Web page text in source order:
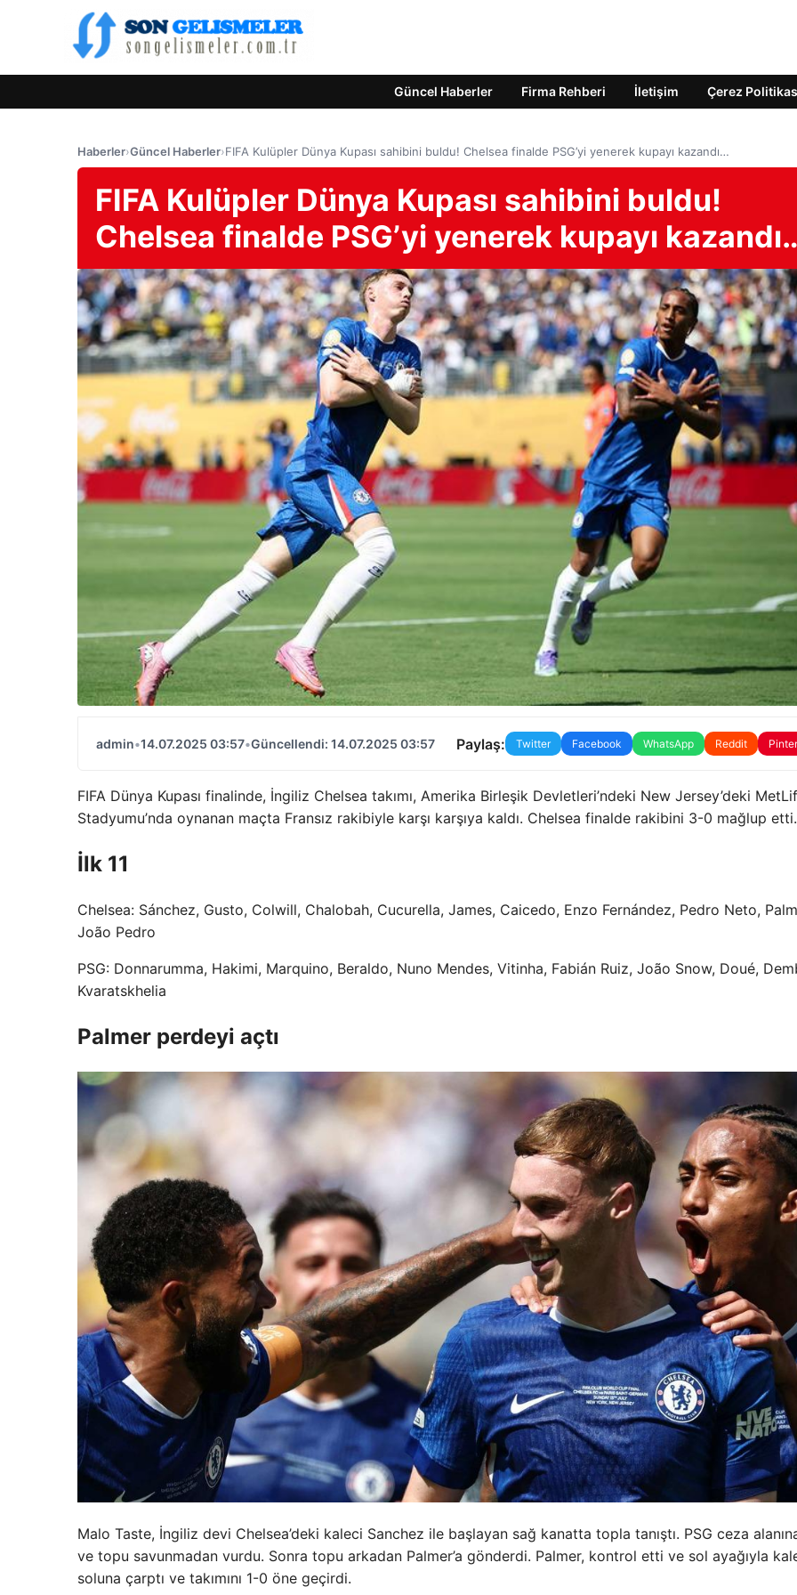
Güncel Haberler Firma Rehberi İletişim Çerez
Haberler›Güncel Haberler›FIFA Kulüpler Dünya Kupası sahibini buldu! Chelsea finalde PSG’yi yenerek kupayı kazandı…
FIFA Kulüpler Dünya Kupası sahibini buldu!
Chelsea finalde PSG’yi yenerek kupayı
admin•14.07.2025 03:57•Güncellendi: 14.07.2025 03:57 Paylaş: Twitter Facebook WhatsApp Reddit
FIFA Dünya Kupası finalinde, İngiliz Chelsea takımı, Amerika Birleşik Devletleri’ndeki New Jersey’deki
Stadyumu’nda oynanan maçta Fransız rakibiyle karşı karşıya kaldı. Chelsea finalde rakibini 3-0 mağlup etti.
İlk 11
Chelsea: Sánchez, Gusto, Colwill, Chalobah, Cucurella, James, Caicedo, Enzo Fernández, Pedro Neto,
João Pedro
PSG: Donnarumma, Hakimi, Marquino, Beraldo, Nuno Mendes, Vitinha, Fabián Ruiz, João Snow, Doué,
Kvaratskhelia
Palmer perdeyi açtı
Malo Taste, İngiliz devi Chelsea’deki kaleci Sanchez ile başlayan sağ kanatta topla tanıştı. PSG ceza
ve topu savunmadan vurdu. Sonra topu arkadan Palmer’a gönderdi. Palmer, kontrol etti ve sol ayağıyla
soluna çarptı ve takımını 1-0 öne geçirdi.